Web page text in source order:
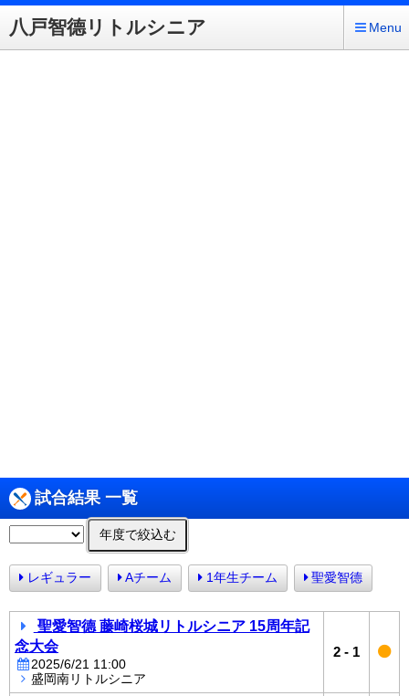
八戸智德リトルシニア Menu
試合結果 一覧
年度で絞込む
レギュラー Aチーム 1年生チーム 聖愛智德
聖愛智德 藤崎桜城リトルシニア 15周年記
念大会
2025/6/21 11:00
盛岡南リトルシニア
2 - 1